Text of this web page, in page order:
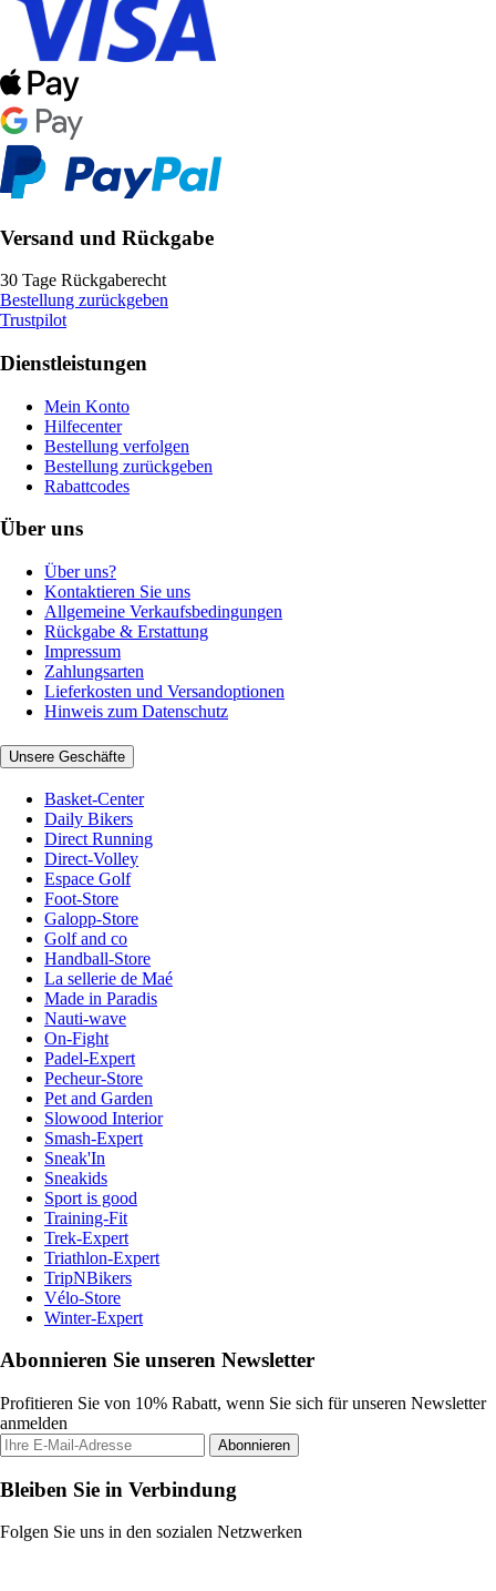
Versand und Rückgabe
30 Tage Rückgaberecht
Bestellung zurückgeben
Trustpilot
Dienstleistungen
Mein Konto
Hilfecenter
Bestellung verfolgen
Bestellung zurückgeben
Rabattcodes
Über uns
Über uns?
Kontaktieren Sie uns
Allgemeine Verkaufsbedingungen
Rückgabe & Erstattung
Impressum
Zahlungsarten
Lieferkosten und Versandoptionen
Hinweis zum Datenschutz
Unsere Geschäfte
Basket-Center
Daily Bikers
Direct Running
Direct-Volley
Espace Golf
Foot-Store
Galopp-Store
Golf and co
Handball-Store
La sellerie de Maé
Made in Paradis
Nauti-wave
On-Fight
Padel-Expert
Pecheur-Store
Pet and Garden
Slowood Interior
Smash-Expert
Sneak'In
Sneakids
Sport is good
Training-Fit
Trek-Expert
Triathlon-Expert
TripNBikers
Vélo-Store
Winter-Expert
Abonnieren Sie unseren Newsletter
Profitieren Sie von 10% Rabatt, wenn Sie sich für unseren Newsletter
anmelden
Abonnieren
Bleiben Sie in Verbindung
Folgen Sie uns in den sozialen Netzwerken